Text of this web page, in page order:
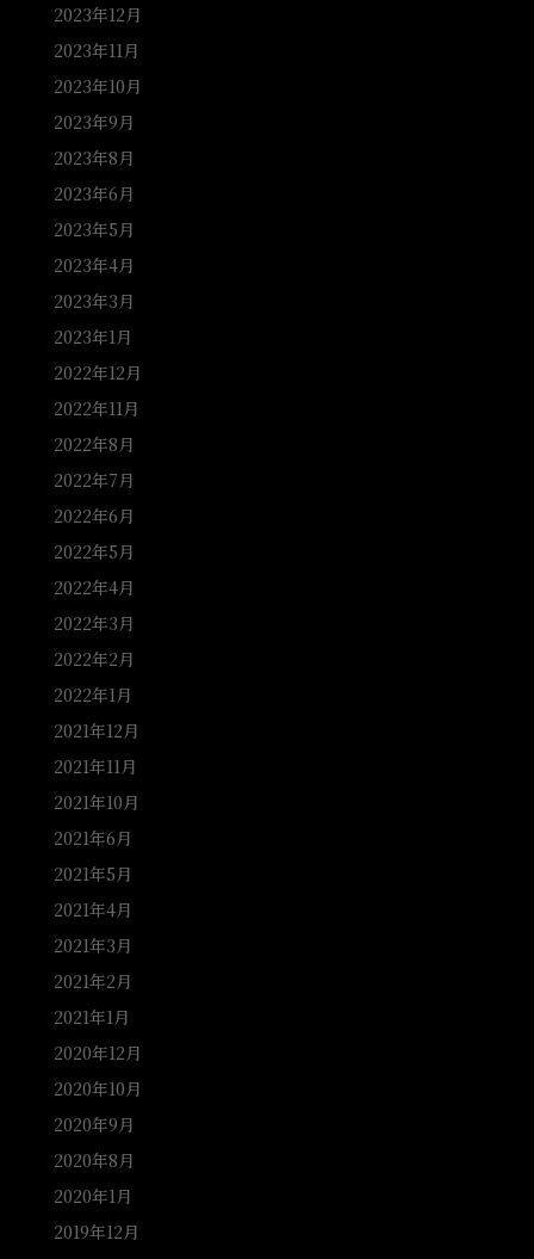
2023年12月
2023年11月
2023年10月
2023年9月
2023年8月
2023年6月
2023年5月
2023年4月
2023年3月
2023年1月
2022年12月
2022年11月
2022年8月
2022年7月
2022年6月
2022年5月
2022年4月
2022年3月
2022年2月
2022年1月
2021年12月
2021年11月
2021年10月
2021年6月
2021年5月
2021年4月
2021年3月
2021年2月
2021年1月
2020年12月
2020年10月
2020年9月
2020年8月
2020年1月
2019年12月